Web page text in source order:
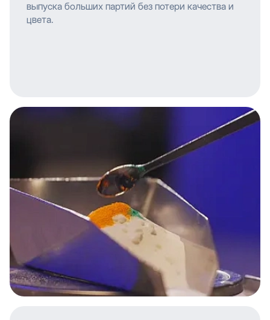
выпуска больших партий без потери качества и
цвета.